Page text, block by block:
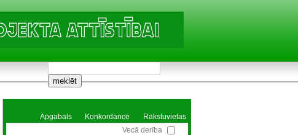
Apgabals Konkordance
Rakstuvietas
Vecā derība